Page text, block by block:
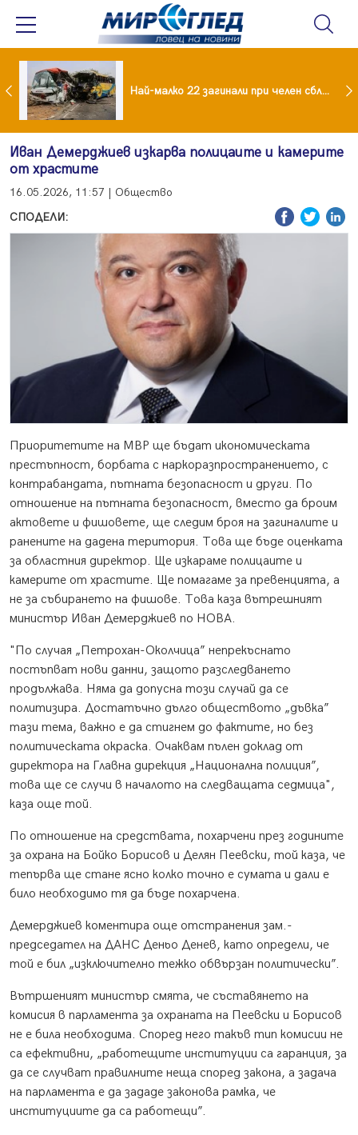
споразумение със САЩ , но без компромиси Най-малко 22 загинали при челен сблъсък между два автобуса
Иван Демерджиев изкарва полицаите и камерите
от храстите
16.05.2026, 11:57 | Общество
СПОДЕЛИ:
Приоритетите на МВР ще бъдат икономическата
престъпност, борбата с наркоразпространението, с
контрабандата, пътната безопасност и други. По
отношение на пътната безопасност, вместо да броим
актовете и фишовете, ще следим броя на загиналите и
ранените на дадена територия. Това ще бъде оценката
за областния директор. Ще изкараме полицаите и
камерите от храстите. Ще помагаме за превенцията, а
не за събирането на фишове. Това каза вътрешният
министър Иван Демерджиев по НОВА.
"По случая „Петрохан-Околчица” непрекъснато
постъпват нови данни, защото разследването
продължава. Няма да допусна този случай да се
политизира. Достатъчно дълго обществото „дъвка”
тази тема, важно е да стигнем до фактите, но без
политическата окраска. Очаквам пълен доклад от
директора на Главна дирекция „Национална полиция”,
това ще се случи в началото на следващата седмица",
каза още той.
По отношение на средствата, похарчени през годините
за охрана на Бойко Борисов и Делян Пеевски, той каза, че
тепърва ще стане ясно колко точно е сумата и дали е
било необходимо тя да бъде похарчена.
Демерджиев коментира още отстранения зам.-
председател на ДАНС Деньо Денев, като определи, че
той е бил „изключително тежко обвързан политически”.
Вътршеният министър смята, че съставянето на
комисия в парламента за охраната на Пеевски и Борисов
не е била необходима. Според него такъв тип комисии не
са ефективни, „работещите институции са гаранция, за
да се случват правилните неща според закона, а задача
на парламента е да зададе законова рамка, че
институциите да са работещи”.